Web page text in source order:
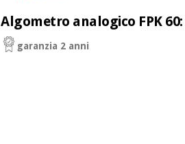
Algometro analogico FPK
garanzia 2 anni